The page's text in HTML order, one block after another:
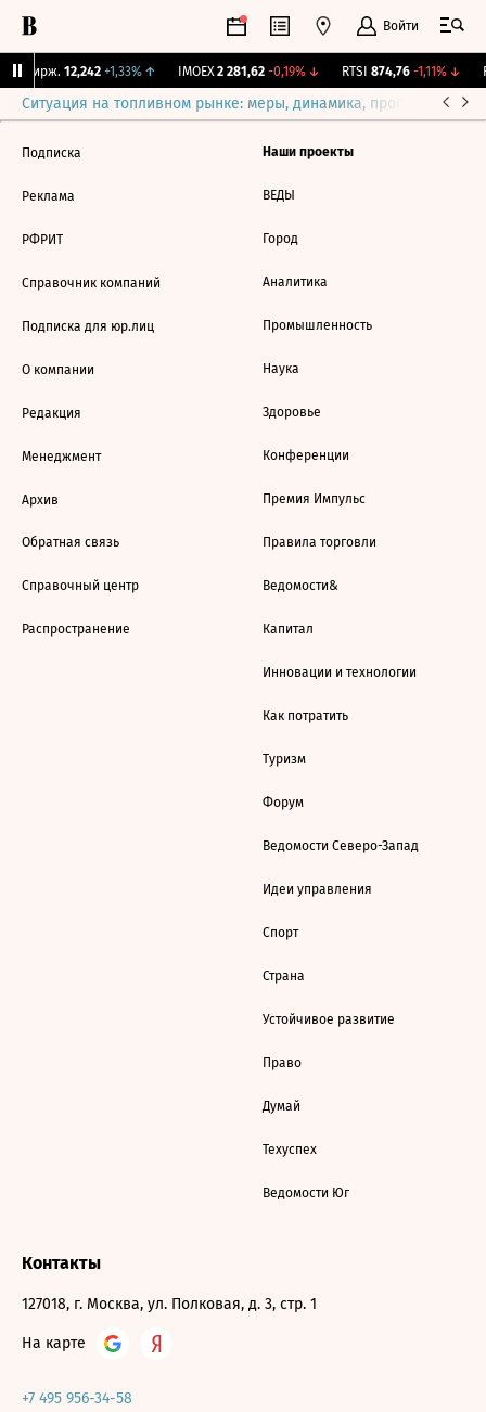
Войти
Бирж. 12,242 +1,33%↑ IMOEX 2 281,62 -0,19%↓ RTSI 874,76 -1,11%↓
Ситуация на топливном рынке: меры, динамика, прогнозы
Подписка
Реклама
РФРИТ
Справочник компаний
Подписка для юр.лиц
О компании
Редакция
Менеджмент
Архив
Обратная связь
Справочный центр
Распространение
Наши проекты
ВЕДЫ
Город
Аналитика
Промышленность
Наука
Здоровье
Конференции
Премия Импульс
Правила торговли
Ведомости&
Капитал
Инновации и технологии
Как потратить
Туризм
Форум
Ведомости Северо-Запад
Идеи управления
Спорт
Страна
Устойчивое развитие
Право
Думай
Техуспех
Ведомости Юг
Контакты
127018, г. Москва, ул. Полковая, д. 3, стр. 1
На карте
+7 495 956-34-58